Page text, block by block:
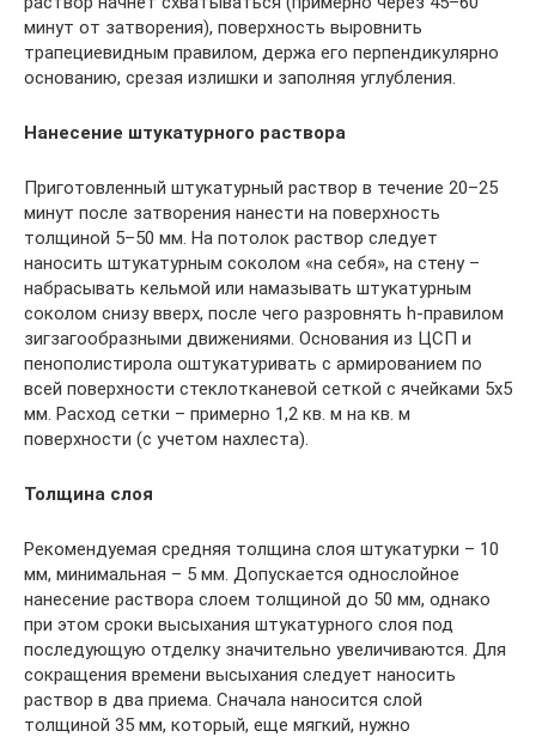
минут от затворения), поверхность выровнить
трапециевидным правилом, держа его перпендикулярно
основанию, срезая излишки и заполняя углубления.
Нанесение штукатурного раствора
Приготовленный штукатурный раствор в течение 20–25
минут после затворения нанести на поверхность
толщиной 5–50 мм. На потолок раствор следует
наносить штукатурным соколом «на себя», на стену –
набрасывать кельмой или намазывать штукатурным
соколом снизу вверх, после чего разровнять h-правилом
зигзагообразными движениями. Основания из ЦСП и
пенополистирола оштукатуривать с армированием по
всей поверхности стеклотканевой сеткой с ячейками 5х5
мм. Расход сетки – примерно 1,2 кв. м на кв. м
поверхности (с учетом нахлеста).
Толщина слоя
Рекомендуемая средняя толщина слоя штукатурки – 10
мм, минимальная – 5 мм. Допускается однослойное
нанесение раствора слоем толщиной до 50 мм, однако
при этом сроки высыхания штукатурного слоя под
последующую отделку значительно увеличиваются. Для
сокращения времени высыхания следует наносить
раствор в два приема. Сначала наносится слой
толщиной 35 мм, который, еще мягкий, нужно